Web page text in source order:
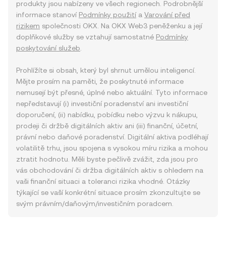
produkty jsou nabízeny ve všech regionech. Podrobnější
informace stanoví Podmínky použitía Varování před
rizikem společnosti OKX. Na OKX Web3 peněženku a její
doplňkové služby se vztahují samostatné Podmínky
poskytování služeb
Prohlížíte si obsah, který byl shrnut umělou inteligencí.
Mějte prosím na paměti, že poskytnuté informace
nemusejí být přesné, úplné nebo aktuální. Tyto informace
nepředstavují (i) investiční poradenství ani investiční
doporučení, (ii) nabídku, pobídku nebo výzvu k nákupu,
prodeji či držbě digitálních aktiv ani (iii) finanční, účetní,
právní nebo daňové poradenství. Digitální aktiva podléhají
volatilitě trhu, jsou spojena s vysokou míru rizika a mohou
ztratit hodnotu. Měli byste pečlivě zvážit, zda jsou pro
vás obchodování či držba digitálních aktiv s ohledem na
vaši finanční situaci a toleranci rizika vhodné. Otázky
týkající se vaší konkrétní situace prosím zkonzultujte se
svým právním/daňovým/investičním poradcem.